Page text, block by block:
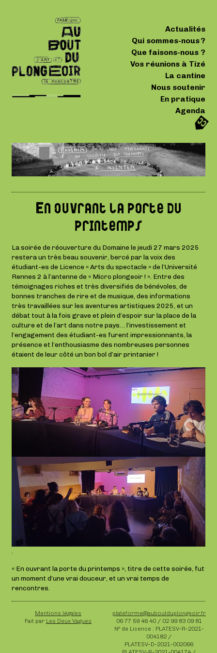
Actualités
Qui sommes-nous ?
Que faisons-nous ?
Vos réunions à Tizé
La cantine
Nous soutenir
En pratique
Agenda
En ouvrant la porte du
printemps
La soirée de réouverture du Domaine le jeudi 27 mars 2025
restera un très beau souvenir, bercé par la voix des
étudiant-es de Licence « Arts du spectacle » de l’Université
Rennes 2 à l’antenne de « Micro plongeoir ! ». Entre des
témoignages riches et très diversifiés de bénévoles, de
bonnes tranches de rire et de musique, des informations
très travaillées sur les aventures artistiques 2025, et un
débat tout à la fois grave et plein d’espoir sur la place de la
culture et de l’art dans notre pays… l’investissement et
l’engagement des étudiant-es furent impressionnants, la
présence et l’enthousiasme des nombreuses personnes
étaient de leur côté un bon bol d’air printanier !
.
« En ouvrant la porte du printemps », titre de cette soirée, fut
un moment d’une vrai douceur, et un vrai temps de
rencontres.
Mentions légales
Fait par Les Deux Vagues
plateforme@auboutduplongeoir.fr
06 77 59 46 40 / 02 99 83 09 81
N° de Licence : PLATESV-R-2021-
004182 /
PLATESV-D-2021-002066